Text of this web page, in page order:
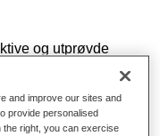
og utprøvde
er et vannbasert
lavt
fargelikhet og
for metallic og
and improve our sites and
provide personalised
the right, you can exercise